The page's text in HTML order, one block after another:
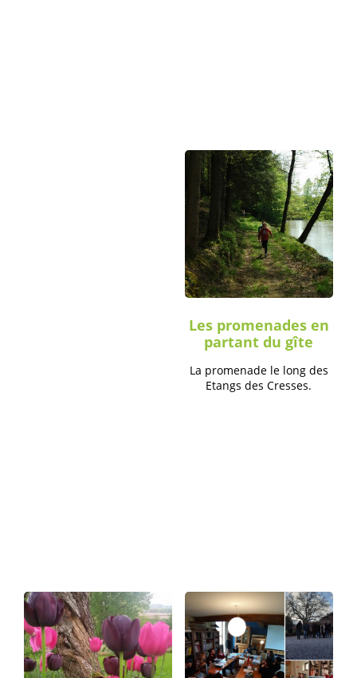
Les promenades en
partant du gîte
La promenade le long des
Etangs des Cresses.